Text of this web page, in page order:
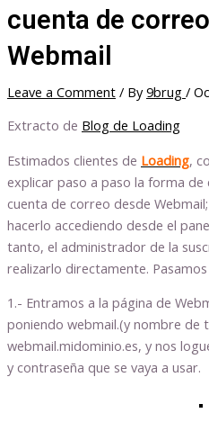
cuenta de
Webmail
Leave a Comment / By9brug /
Extracto de Blog de Loading
Estimados clientes de Loading,
explicar paso a paso la forma
cuenta de correo desde
hacerlo accediendo desde el
tanto, el administrador de la
realizarlo directamente.
1.- Entramos a la página de
poniendo webmail.(y nombre de
webmail.midominio.es, y nos
y contraseña que se vaya a usar.